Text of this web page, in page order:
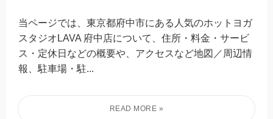
当ページでは、東京都府中市にある人気のホットヨガ
スタジオLAVA 府中店について、住所・料金・サービ
ス・定休日などの概要や、アクセスなど地図／周辺情
報、駐車場・駐...